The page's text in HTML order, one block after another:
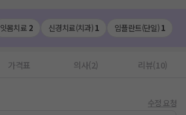
잇몸치료 2 신경치료(치과) 1 임플란트(단일) 1
가격표 의사(2) 리뷰(10)
수정 요청